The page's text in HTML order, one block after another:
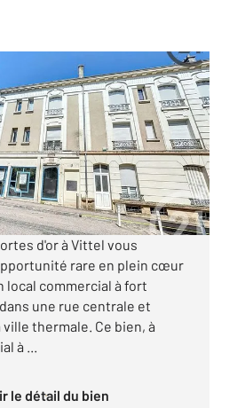
€
d'or à Vittel vous
rare en plein cœur
local commercial à fort
une rue centrale et
thermale. Ce bien, à
à ...
le détail du bien